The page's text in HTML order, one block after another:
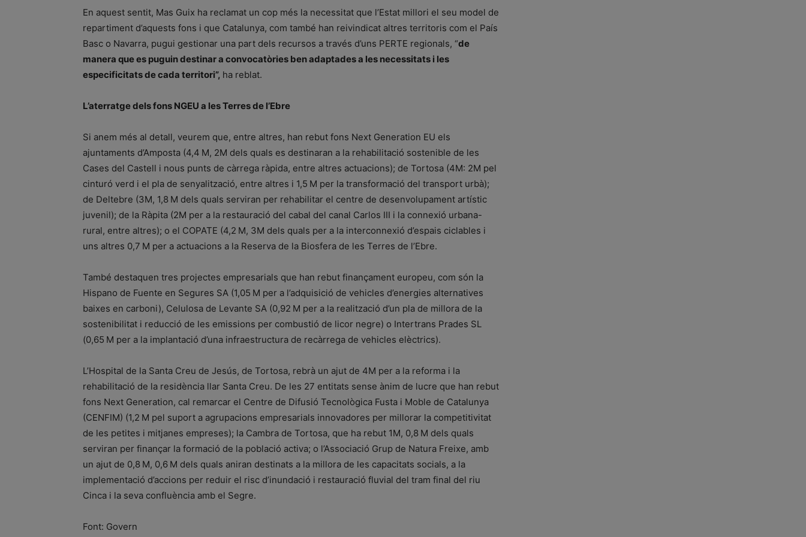
En aquest sentit, Mas Guix ha reclamat un cop més la necessitat que l’Estat millori el seu model de
repartiment d’aquests fons i que Catalunya, com també han reivindicat altres territoris com el País
Basc o Navarra, pugui gestionar una part dels recursos a través d’uns PERTE regionals, “de
manera que es puguin destinar a convocatòries ben adaptades a les necessitats i les
especificitats de cada territori”, ha reblat.
L’aterratge dels fons NGEU a les Terres de l’Ebre
Si anem més al detall, veurem que, entre altres, han rebut fons Next Generation EU els
ajuntaments d’Amposta (4,4 M, 2M dels quals es destinaran a la rehabilitació sostenible de les
Cases del Castell i nous punts de càrrega ràpida, entre altres actuacions); de Tortosa (4M: 2M pel
cinturó verd i el pla de senyalització, entre altres i 1,5 M per la transformació del transport urbà);
de Deltebre (3M, 1,8 M dels quals serviran per rehabilitar el centre de desenvolupament artístic
juvenil); de la Ràpita (2M per a la restauració del cabal del canal Carlos III i la connexió urbana-
rural, entre altres); o el COPATE (4,2 M, 3M dels quals per a la interconnexió d’espais ciclables i
uns altres 0,7 M per a actuacions a la Reserva de la Biosfera de les Terres de l’Ebre.
També destaquen tres projectes empresarials que han rebut finançament europeu, com són la
Hispano de Fuente en Segures SA (1,05 M per a l’adquisició de vehicles d’energies alternatives
baixes en carboni), Celulosa de Levante SA (0,92 M per a la realització d’un pla de millora de la
sostenibilitat i reducció de les emissions per combustió de licor negre) o Intertrans Prades SL
(0,65 M per a la implantació d’una infraestructura de recàrrega de vehicles elèctrics).
L’Hospital de la Santa Creu de Jesús, de Tortosa, rebrà un ajut de 4M per a la reforma i la
rehabilitació de la residència llar Santa Creu. De les 27 entitats sense ànim de lucre que han rebut
fons Next Generation, cal remarcar el Centre de Difusió Tecnològica Fusta i Moble de Catalunya
(CENFIM) (1,2 M pel suport a agrupacions empresarials innovadores per millorar la competitivitat
de les petites i mitjanes empreses); la Cambra de Tortosa, que ha rebut 1M, 0,8 M dels quals
serviran per finançar la formació de la població activa; o l’Associació Grup de Natura Freixe, amb
un ajut de 0,8 M, 0,6 M dels quals aniran destinats a la millora de les capacitats socials, a la
implementació d’accions per reduir el risc d’inundació i restauració fluvial del tram final del riu
Cinca i la seva confluència amb el Segre.
Font: Govern